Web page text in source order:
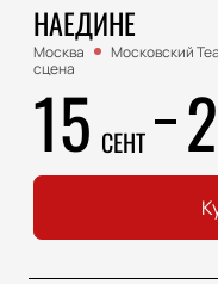
НАЕДИНЕ
Москва Московский
сцена
15 СЕНТ